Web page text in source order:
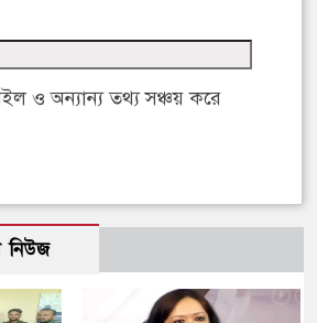
ও অন্যান্য তথ্য সঞ্চয় করে
নিউজ